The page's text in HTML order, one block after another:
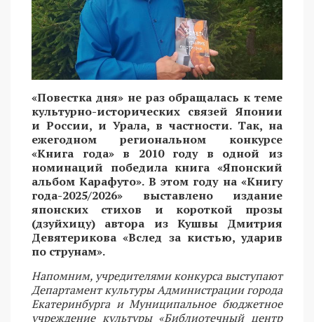
«Повестка дня» не раз обращалась к теме
культурно-исторических связей Японии
и России, и Урала, в частности. Так, на
ежегодном региональном конкурсе
«Книга года» в 2010 году в одной из
номинаций победила книга «Японский
альбом Карафуто». В этом году на «Книгу
года-2025/2026» выставлено издание
японских стихов и короткой прозы
(дзуйхицу) автора из Кушвы Дмитрия
Девятерикова «Вслед за кистью, ударив
по струнам».
Напомним, учредителями конкурса выступают
Департамент культуры Администрации города
Екатеринбурга и Муниципальное бюджетное
учреждение культуры «Библиотечный центр